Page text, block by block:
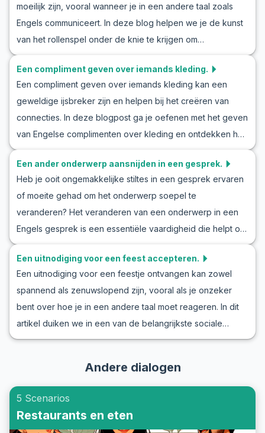
alleen nieuwe conversatiebeschrijvingen in het Engels,
maar verbeter je ook je vermogen om details en emoties
effectief over te brengen. In dit artikel bieden we nuttige
realistische dialogen die je in alledaagse situaties kunt
moeilijk zijn, vooral wanneer je in een andere taal zoals
Engels communiceert. In deze blog helpen we je de kunst
van het rollenspel onder de knie te krijgen om
uitnodigingen in het Engels af te slaan. Je leert hoe je op
een beleefde en duidelijke manier 'nee' kunt zeggen
zonder de gastheer te beledigen. We zullen effectief
Engels oefenen via voorbeeldgesprekken en nuttige
zinnen die je in het dagelijks leven kunt toepassen. Ontdek
hoe je uitnodigingen respectvol kunt afslaan en je Engelse
Een compliment geven over iemands kleding.
Een compliment geven over iemands kleding kan een
geweldige ijsbreker zijn en helpen bij het creëren van
connecties. In deze blogpost ga je oefenen met het geven
van Engelse complimenten over kleding en ontdekken hoe
je iemand in het Engels kunt complimenteren met zijn
kleding. Via rollenspellen en dialogen leer je niet alleen
nuttige zinnen, maar ook de culturele context waarin
complimenten worden gemaakt. Of je nu Engelse
kledingcomplimenten oefent op het werk, op school of
tijdens sociale gelegenheden, deze gids geeft je het
manier te communiceren.
Een ander onderwerp aansnijden in een gesprek.
Heb je ooit ongemakkelijke stiltes in een gesprek ervaren
of moeite gehad om het onderwerp soepel te
veranderen? Het veranderen van een onderwerp in een
Engels gesprek is een essentiële vaardigheid die helpt om
discussies levendig en boeiend te houden. In dit
blogartikel gaan we in op technieken die je kunt gebruiken
om onderwerpen op een natuurlijke manier te verschuiven.
Je leert nuttige woordenschat en zinnen die vaak
voorkomen in rollenspellen en echte sociale interacties.
Verbeter je Engels door het oefenen van rollenspellen die
voelt met onderbrekingstechnieken en subtiele
nu wilt oefenen in dagelijkse gesprekken of in formelere
settings, deze gids is een waardevolle bron om je
vaardigheden aan te scherpen.
Een uitnodiging voor een feest accepteren.
Een uitnodiging voor een feestje ontvangen kan zowel
spannend als zenuwslopend zijn, vooral als je onzeker
bent over hoe je in een andere taal moet reageren. In dit
artikel duiken we in een van de belangrijkste sociale
scenario's: het accepteren van een Engelse
je de kans om je woordenschat uit te breiden en
vertrouwen te krijgen in het omgaan met uitnodigingen. Of
tijdens een Engelse les of een informele bijeenkomst met
Andere dialogen
5 Scenarios
Restaurants en eten